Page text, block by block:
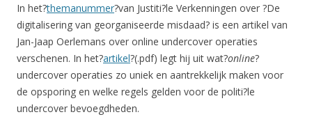
In het?themanummer?van Justiti?le Verkenningen over ?De
digitalisering van georganiseerde misdaad? is een artikel van
Jan-Jaap Oerlemans over online undercover operaties
verschenen. In het?artikel?(.pdf) legt hij uit wat?online?
undercover operaties zo uniek en aantrekkelijk maken voor
de opsporing en welke regels gelden voor de politi?le
undercover bevoegdheden.